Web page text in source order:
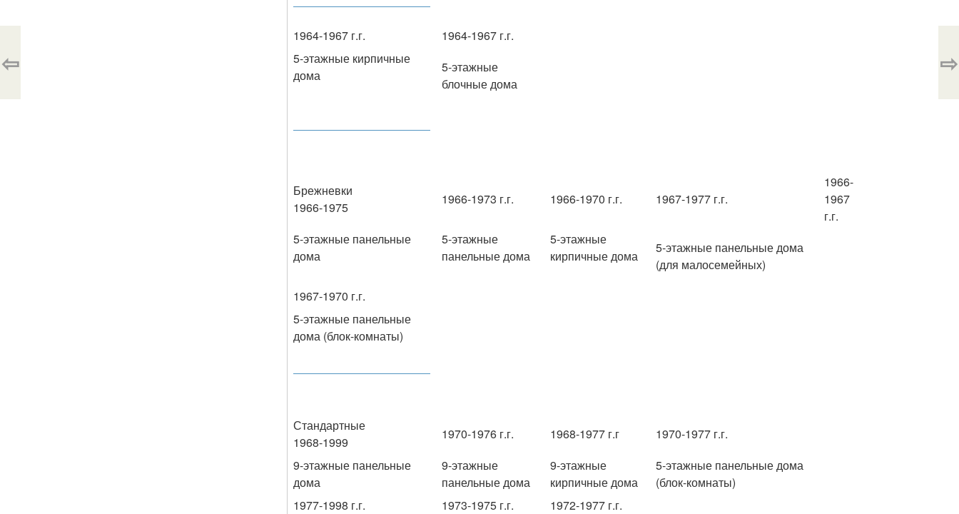
1964-1967 г.г.
1964-1967 г.г.
5-этажные кирпичные
дома
5-этажные
блочные дома
Брежневки
1966-1975
1966-1973 г.г. 1966-1970 г.г. 1967-1977 г.г.
1966-
1967
г.г.
5-этажные панельные
дома
5-этажные
панельные дома
5-этажные
кирпичные дома
5-этажные панельные дома
(для малосемейных)
1967-1970 г.г.
5-этажные панельные
дома (блок-комнаты)
Стандартные
1968-1999
1970-1976 г.г. 1968-1977 г.г
1970-1977 г.г.
9-этажные панельные
дома
9-этажные
панельные дома
9-этажные
кирпичные дома
5-этажные панельные дома
(блок-комнаты)
1977-1998 г.г.
1973-1975 г.г.
1972-1977 г.г.
⇦ ⇨